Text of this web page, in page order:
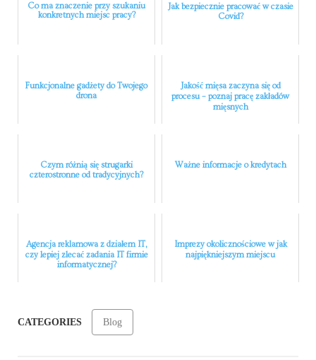
Co ma znaczenie przy szukaniu
konkretnych miejsc pracy?
Jak bezpiecznie pracować w czasie
Covid?
Funkcjonalne gadżety do Twojego
drona
Jakość mięsa zaczyna się od
procesu – poznaj pracę zakładów
mięsnych
Czym różnią się strugarki
czterostronne od tradycyjnych?
Ważne informacje o kredytach
Agencja reklamowa z działem IT,
czy lepiej zlecać zadania IT firmie
informatycznej?
Imprezy okolicznościowe w jak
najpiękniejszym miejscu
CATEGORIES Blog